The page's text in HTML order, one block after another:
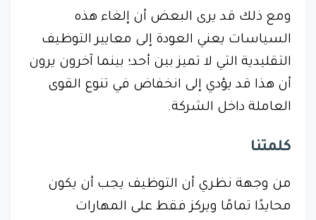
ومع ذلك قد يرى البعض أن إلغاء هذه
السياسات يعني العودة إلى معايير التوظيف
التقليدية التي لا تميز بين أحد؛ بينما آخرون يرون
أن هذا قد يؤدي إلى انخفاض في تنوع القوى
العاملة داخل الشركة.
كلمتنا
من وجهة نظري أن التوظيف يجب أن يكون
محايدًا تمامًا ويركز فقط على المهارات